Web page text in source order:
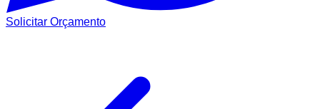
Solicitar Orçamento